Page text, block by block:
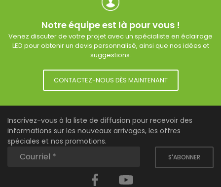
Notre équipe est là pour vous !
Venez discuter de votre projet avec un spécialiste en éclairage
LED pour obtenir un devis personnalisé, ainsi que nos idées et
suggestions.
CONTACTEZ-NOUS DÈS MAINTENANT
Inscrivez-vous à la liste de diffusion pour recevoir des
informations sur les nouveaux arrivages, les offres
spéciales et nos promotions.
S'ABONNER
Facebook